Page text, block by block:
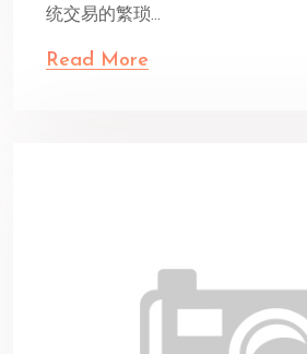
统交易的繁琐...
Read More